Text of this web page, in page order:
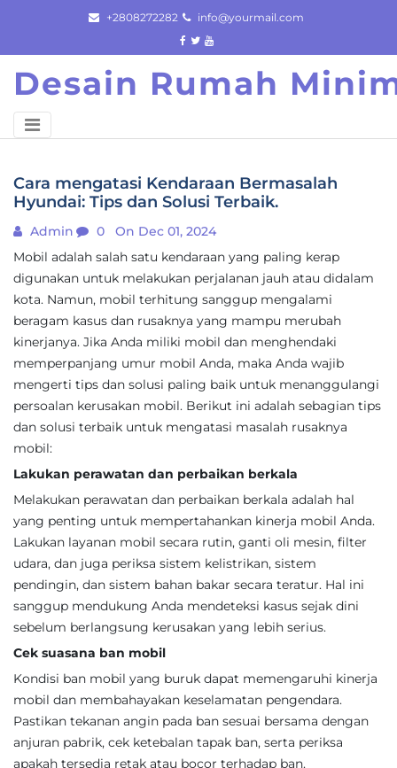
content
+2808272282 info@yourmail.com
Desain Rumah
Cara mengatasi Kendaraan Bermasalah
Hyundai: Tips dan Solusi Terbaik.
Admin 0
On Dec 01, 2024
Mobil adalah salah satu kendaraan yang paling kerap
digunakan untuk melakukan perjalanan jauh atau didalam
kota. Namun, mobil terhitung sanggup mengalami
beragam kasus dan rusaknya yang mampu merubah
kinerjanya. Jika Anda miliki mobil dan menghendaki
memperpanjang umur mobil Anda, maka Anda wajib
mengerti tips dan solusi paling baik untuk menanggulangi
persoalan kerusakan mobil. Berikut ini adalah sebagian tips
dan solusi terbaik untuk mengatasi masalah rusaknya
mobil:
Lakukan perawatan dan perbaikan berkala
Melakukan perawatan dan perbaikan berkala adalah hal
yang penting untuk mempertahankan kinerja mobil Anda.
Lakukan layanan mobil secara rutin, ganti oli mesin, filter
udara, dan juga periksa sistem kelistrikan, sistem
pendingin, dan sistem bahan bakar secara teratur. Hal ini
sanggup mendukung Anda mendeteksi kasus sejak dini
sebelum berlangsung kerusakan yang lebih serius.
Cek suasana ban mobil
Kondisi ban mobil yang buruk dapat memengaruhi kinerja
mobil dan membahayakan keselamatan pengendara.
Pastikan tekanan angin pada ban sesuai bersama dengan
anjuran pabrik, cek ketebalan tapak ban, serta periksa
apakah tersedia retak atau bocor terhadap ban.